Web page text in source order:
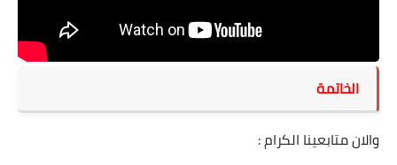
الخاتمة
والان متابعينا الكرام :